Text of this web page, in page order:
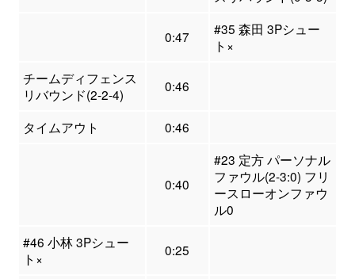
0:47
#35 森田 3Pシュー
ト×
チームディフェンス
リバウンド(2-2-4)
0:46
タイムアウト 0:46
0:40
#23 定方 パーソナル
ファウル(2-3:0) フリ
ースローオンファウ
ル0
#46 小林 3Pシュー
ト×
0:25